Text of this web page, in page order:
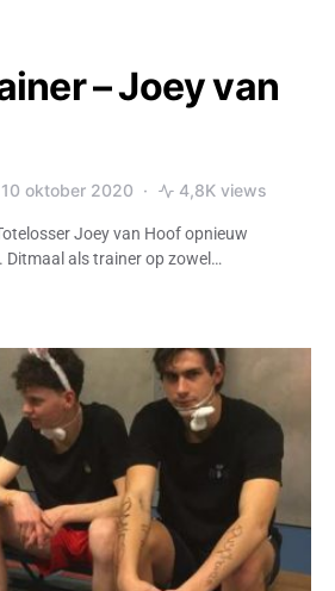
– Joey van
10 oktober 2020 4,8K views
Joey van Hoof opnieuw
Ditmaal als trainer op zowel…